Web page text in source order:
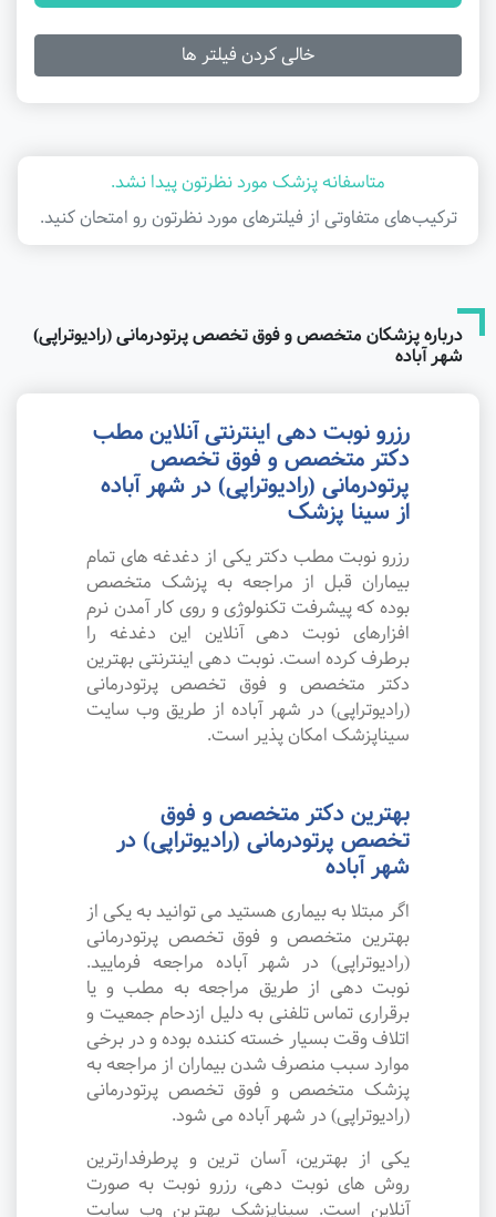
خالی کردن فیلتر ها
متاسفانه پزشک مورد نظرتون پیدا نشد.
ترکیب‌های متفاوتی از فیلتر‌های مورد نظرتون رو امتحان کنید.
درباره پزشکان متخصص و فوق تخصص پرتودرمانی (رادیوتراپی)
شهر آباده
رزرو نوبت دهی اینترنتی آنلاین مطب
دکتر متخصص و فوق تخصص
پرتودرمانی (رادیوتراپی) در شهر آباده
از سینا پزشک
رزرو نوبت مطب دکتر یکی از دغدغه های تمام
بیماران قبل از مراجعه به پزشک متخصص
بوده که پیشرفت تکنولوژی و روی کار آمدن نرم
افزارهای نوبت دهی آنلاین این دغدغه را
برطرف کرده است. نوبت دهی اینترنتی بهترین
دکتر متخصص و فوق تخصص پرتودرمانی
(رادیوتراپی) در شهر آباده از طریق وب سایت
سیناپزشک امکان پذیر است.
بهترین دکتر متخصص و فوق
تخصص پرتودرمانی (رادیوتراپی) در
شهر آباده
اگر مبتلا به بیماری هستید می توانید به یکی از
بهترین متخصص و فوق تخصص پرتودرمانی
(رادیوتراپی) در شهر آباده مراجعه فرمایید.
نوبت دهی از طریق مراجعه به مطب و یا
برقراری تماس تلفنی به دلیل ازدحام جمعیت و
اتلاف وقت بسیار خسته کننده بوده و در برخی
موارد سبب منصرف شدن بیماران از مراجعه به
پزشک متخصص و فوق تخصص پرتودرمانی
(رادیوتراپی) در شهر آباده می شود.
یکی از بهترین، آسان ترین و پرطرفدارترین
روش های نوبت دهی، رزرو نوبت به صورت
آنلاین است. سیناپزشک بهترین وب سایت